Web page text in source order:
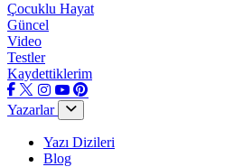
Çocuklu Hayat
Güncel
Video
Testler
Kaydettiklerim
Yazarlar
Yazı Dizileri
Blog